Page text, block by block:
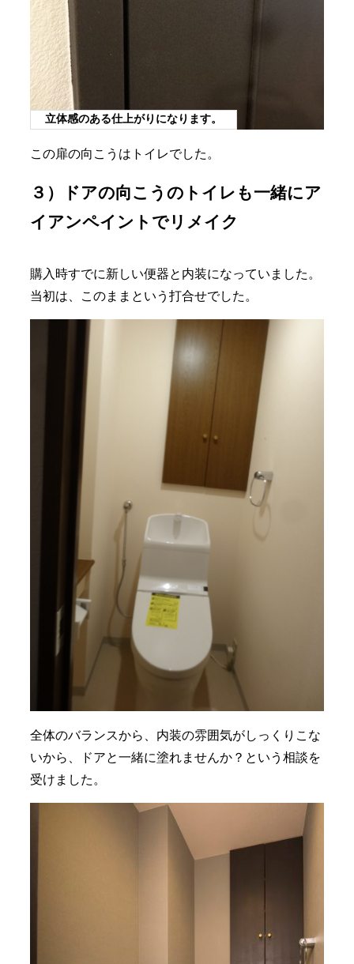
立体感のある仕上がりになります。
この扉の向こうはトイレでした。
３）ドアの向こうのトイレも一緒にア
イアンペイントでリメイク
購入時すでに新しい便器と内装になっていました。
当初は、このままという打合せでした。
全体のバランスから、内装の雰囲気がしっくりこな
いから、ドアと一緒に塗れませんか？という相談を
受けました。